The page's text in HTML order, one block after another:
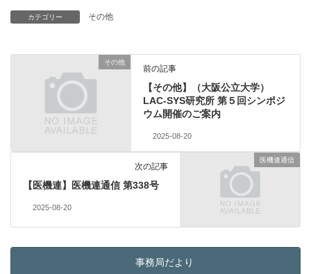
カテゴリー その他
その他
前の記事
【その他】（大阪公立大学）
LAC-SYS研究所 第５回シンポジ
ウム開催のご案内
2025-08-20
医機連通信
次の記事
【医機連】医機連通信 第338号
2025-08-20
事務局だより